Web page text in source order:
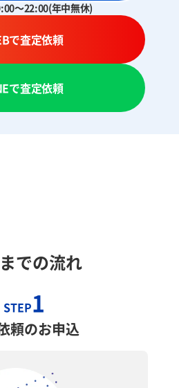
～22:00(年中無休)
で査定依頼
で査定依頼
での流れ
STEP1
頼のお申込